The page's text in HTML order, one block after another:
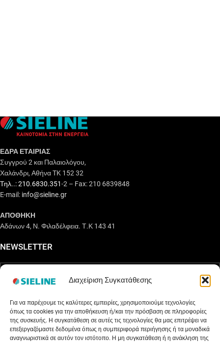
Διαχείριση Συγκατάθεσης
Για να παρέχουμε τις καλύτερες εμπειρίες, χρησιμοποιούμε τεχνολογίες
όπως τα cookies για την αποθήκευση ή/και την πρόσβαση σε πληροφορίες
της συσκευής. Η συγκατάθεση σε αυτές τις τεχνολογίες θα μας επιτρέψει να
επεξεργαζόμαστε δεδομένα όπως η συμπεριφορά περιήγησης ή τα μοναδικά
αναγνωριστικά σε αυτόν τον ιστότοπο. Η μη συγκατάθεση ή η ανάκληση της
ΕΔΡΑ ΕΤΑΙΡΙΑΣ
Συγγρού 2 και Παλαιολόγου,
Χαλάνδρι, Αθήνα TK 152 32
Τηλ..: 210.6830.351-2 – Fax: 210 6839848
E-mail: info@sieline.gr
ΑΠΟΘΗΚΗ
Αδάνων 4, Ν. Φιλαδέλφεια. Τ.Κ 143 41
NEWSLETTER
ΠΡΟΪΟΝΤΑ
Ηλιακά Συστήματα